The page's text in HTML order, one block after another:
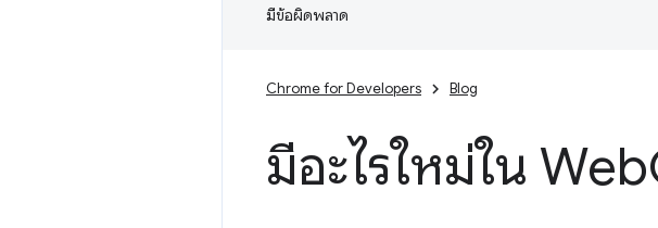
มีข้อผิดพลาด
Chrome for Developers Blog
มีอะไรใหม่ใน Web